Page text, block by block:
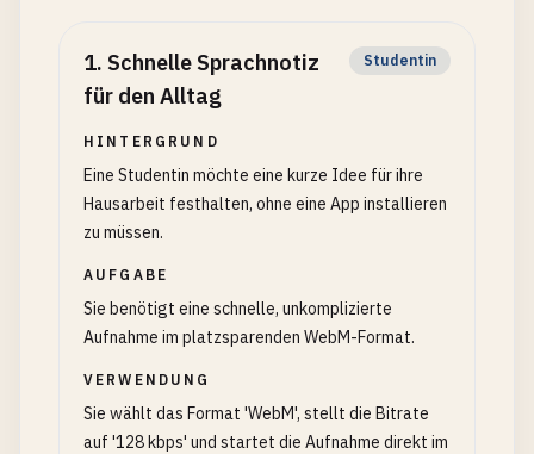
1. Schnelle Sprachnotiz
für den Alltag
Studentin
HINTERGRUND
Eine Studentin möchte eine kurze Idee für ihre
Hausarbeit festhalten, ohne eine App installieren
zu müssen.
AUFGABE
Sie benötigt eine schnelle, unkomplizierte
Aufnahme im platzsparenden WebM-Format.
VERWENDUNG
Sie wählt das Format 'WebM', stellt die Bitrate
auf '128 kbps' und startet die Aufnahme direkt im